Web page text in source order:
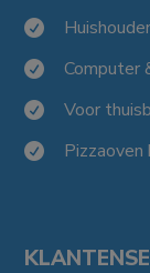

 Computer
 Voor
 Pizzaoven